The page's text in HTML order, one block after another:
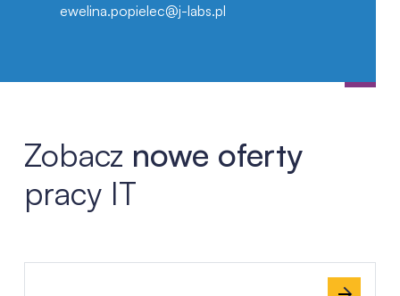
ewelina.popielec@j-labs.pl
Zobacz nowe oferty
pracy IT